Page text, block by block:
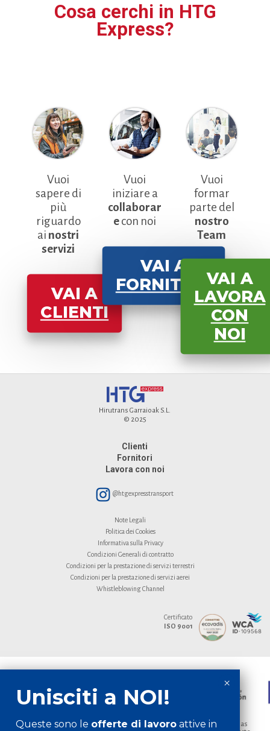
Cosa cerchi in HTG
Express?
Vuoi
sapere di
più
riguardo
ai nostri
servizi
VAI A
CLIENTI
Vuoi
iniziare a
collaborar
econ noi
VAI A
FORNITORI
Vuoi
formar
parte del
nostro
Team
VAI A
LAVORA
CON
NOI
Hirutrans Garraioak S.L.
© 2025
Clienti
Fornitori
Lavora con noi
@htgexpresstransport
Note Legali
Politica dei Cookies
Informativa sulla Privacy
Condizioni Generali di contratto
Condizioni per la prestazione di servizi terrestri
Condizioni per la prestazione di servizi aerei
Whistleblowing Channel
Certificato
ISO 9001
Empresa beneficiaria de las ayudas para la modernización de empresas
Queste sono le offerte di lavoro attive in